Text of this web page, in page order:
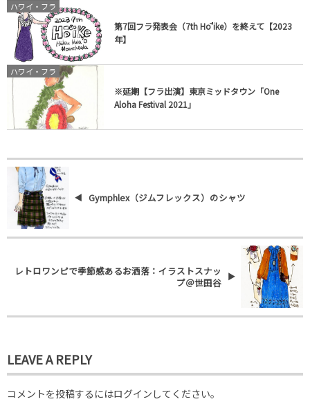
ハワイ・フラ
第7回フラ発表会（7th Hō’ike）を終えて【2023
年】
ハワイ・フラ
※延期【フラ出演】東京ミッドタウン「One
Aloha Festival 2021」
Gymphlex（ジムフレックス）のシャツ
レトロワンピで季節感あるお洒落：イラストスナッ
プ＠世田谷
LEAVE A REPLY
コメントを投稿するにはログイン してください。